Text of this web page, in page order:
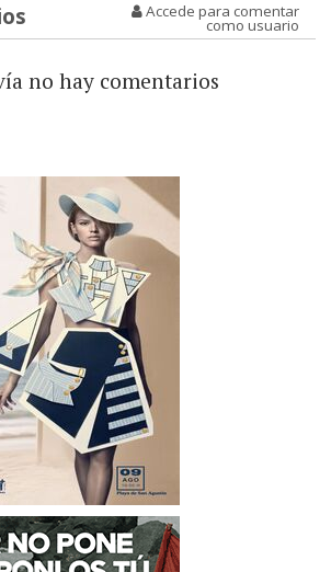
Accede para comentar
como usuario
no hay comentarios